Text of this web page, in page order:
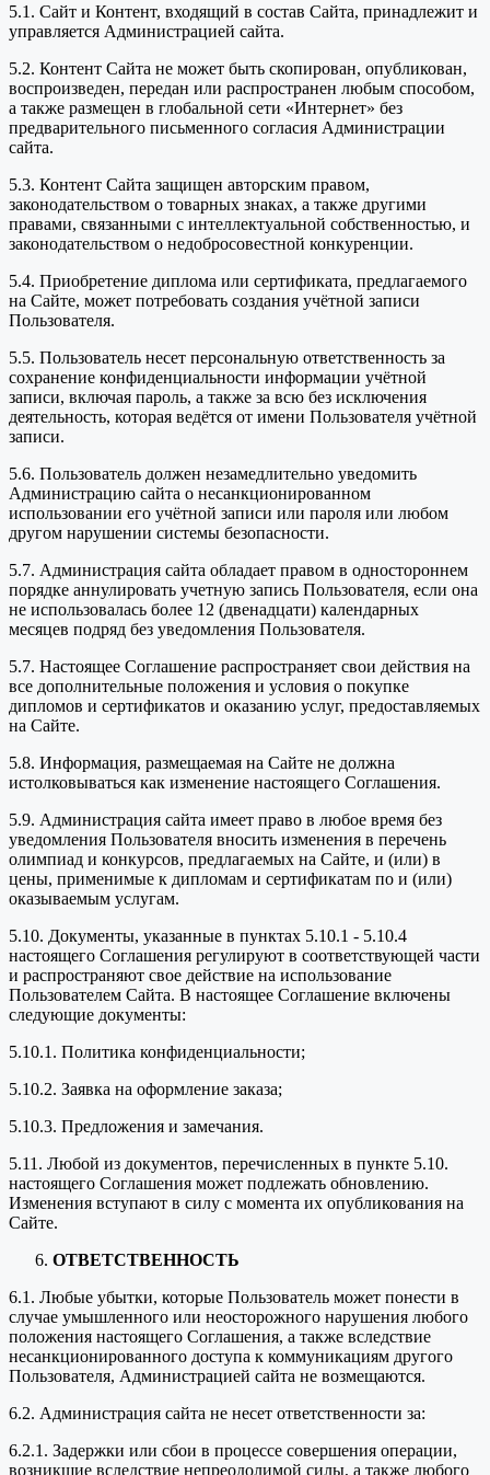
5.1. Сайт и Контент, входящий в состав Сайта, принадлежит и
управляется Администрацией сайта.
5.2. Контент Сайта не может быть скопирован, опубликован,
воспроизведен, передан или распространен любым способом,
а также размещен в глобальной сети «Интернет» без
предварительного письменного согласия Администрации
сайта.
5.3. Контент Сайта защищен авторским правом,
законодательством о товарных знаках, а также другими
правами, связанными с интеллектуальной собственностью, и
законодательством о недобросовестной конкуренции.
5.4. Приобретение диплома или сертификата, предлагаемого
на Сайте, может потребовать создания учётной записи
Пользователя.
5.5. Пользователь несет персональную ответственность за
сохранение конфиденциальности информации учётной
записи, включая пароль, а также за всю без исключения
деятельность, которая ведётся от имени Пользователя учётной
записи.
5.6. Пользователь должен незамедлительно уведомить
Администрацию сайта о несанкционированном
использовании его учётной записи или пароля или любом
другом нарушении системы безопасности.
5.7. Администрация сайта обладает правом в одностороннем
порядке аннулировать учетную запись Пользователя, если она
не использовалась более 12 (двенадцати) календарных
месяцев подряд без уведомления Пользователя.
5.7. Настоящее Соглашение распространяет свои действия на
все дополнительные положения и условия о покупке
дипломов и сертификатов и оказанию услуг, предоставляемых
на Сайте.
5.8. Информация, размещаемая на Сайте не должна
истолковываться как изменение настоящего Соглашения.
5.9. Администрация сайта имеет право в любое время без
уведомления Пользователя вносить изменения в перечень
олимпиад и конкурсов, предлагаемых на Сайте, и (или) в
цены, применимые к дипломам и сертификатам по и (или)
оказываемым услугам.
5.10. Документы, указанные в пунктах 5.10.1 - 5.10.4
настоящего Соглашения регулируют в соответствующей части
и распространяют свое действие на использование
Пользователем Сайта. В настоящее Соглашение включены
следующие документы:
5.10.1. Политика конфиденциальности;
5.10.2. Заявка на оформление заказа;
5.10.3. Предложения и замечания.
5.11. Любой из документов, перечисленных в пункте 5.10.
настоящего Соглашения может подлежать обновлению.
Изменения вступают в силу с момента их опубликования на
Сайте.
ОТВЕТСТВЕННОСТЬ
6.1. Любые убытки, которые Пользователь может понести в
случае умышленного или неосторожного нарушения любого
положения настоящего Соглашения, а также вследствие
несанкционированного доступа к коммуникациям другого
Пользователя, Администрацией сайта не возмещаются.
6.2. Администрация сайта не несет ответственности за:
6.2.1. Задержки или сбои в процессе совершения операции,
возникшие вследствие непреодолимой силы, а также любого